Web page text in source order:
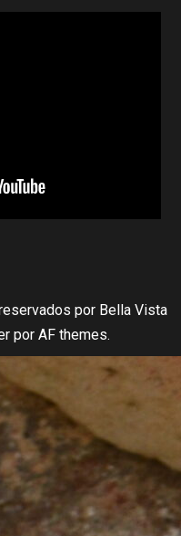
por Bella Vista
por AF themes.